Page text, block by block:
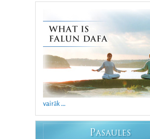
vairāk ...
PASAULES